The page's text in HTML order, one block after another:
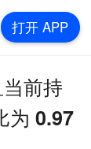
前持
为 0.97
打开 APP